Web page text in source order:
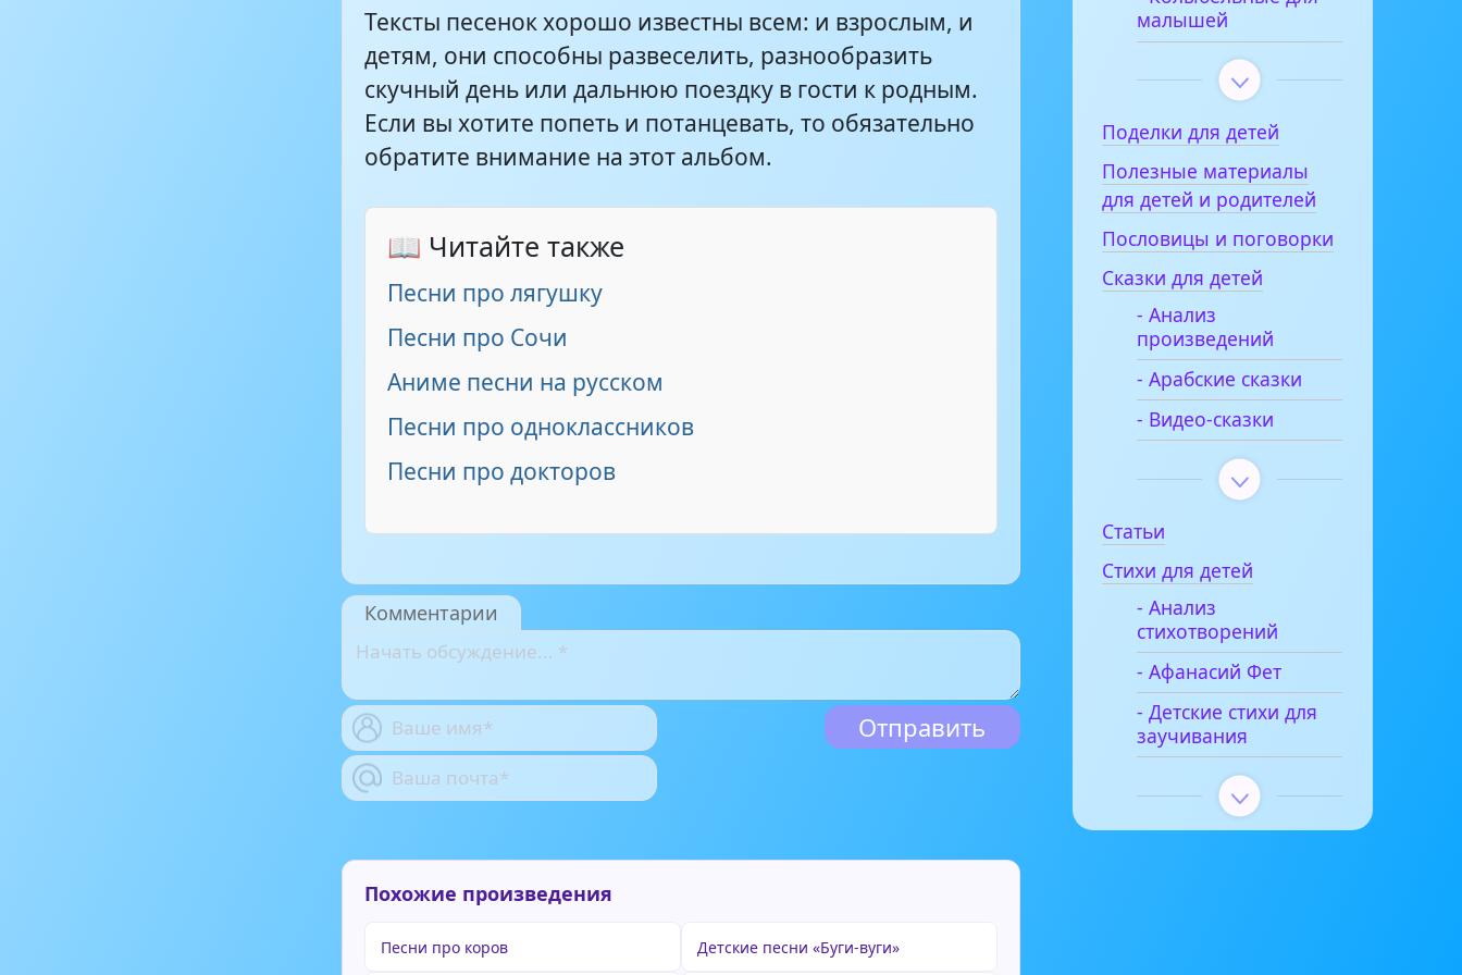
Тексты песенок хорошо известны всем: и взрослым, и
детям, они способны развеселить, разнообразить
скучный день или дальнюю поездку в гости к родным.
Если вы хотите попеть и потанцевать, то обязательно
обратите внимание на этот альбом.
📖 Читайте также
Песни про лягушку
Песни про Сочи
Аниме песни на русском
Песни про одноклассников
Песни про докторов
Комментарии
Похожие произведения
Песни про коров Детские песни «Буги-вуги»
малышей
Поделки для детей
Полезные материалы
для детей и родителей
Пословицы и поговорки
Сказки для детей
- Анализ
произведений
- Арабские сказки
- Видео-сказки
Статьи
Стихи для детей
- Анализ
стихотворений
- Афанасий Фет
- Детские стихи для
заучивания